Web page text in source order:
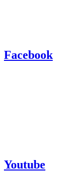
Facebook
Youtube